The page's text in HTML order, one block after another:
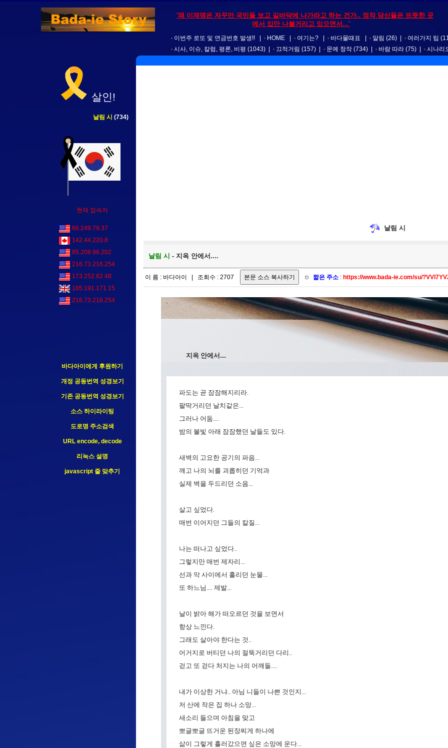
'왜 이재명은 자꾸만 국민들 보고 길바닥에 나가라고 하는 건가.. 정작 당신들은 뜨뜻한 곳
에서 입만 나불거리고 있으면서...'
이번주 로또 및 연금번호 발생!! HOME 여기는? 바다물때표 알림 (26) 여러가지 팁
시사, 이슈, 칼럼, 평론, 비평 (1043) 끄적거림 (157) 문예 창작 (734) 바람 따라 (75) 시나리
살인!
날림 시 (734)
현재 접속자
66.249.79.37
142.44.220.8
85.208.96.202
216.73.216.254
173.252.82.48
185.191.171.15
216.73.216.254
바다아이에게 후원하기
개정 공동번역 성경보기
기존 공동번역 성경보기
소스 하이라이팅
도로명 주소검색
URL encode, decode
리눅스 설명
javascript 줄 맞추기
날림 시
날림 시 - 지옥 안에서....
이 름 : 바다아이 | 조회수 : 2707 짧은 주소 : https://www.bada-ie.com/su/
지옥 안에서....
파도는 곧 잠잠해지리라.
팔딱거리던 날치같은...
그러나 어둠....
밤의 불빛 아래 잠잠했던 날들도 있다.
새벽의 고요한 공기의 파음...
깨고 나의 뇌를 괴롭히던 기억과
실제 벽을 두드리던 소음...
살고 싶었다.
매번 이어지던 그들의 칼질...
나는 떠나고 싶었다..
그렇지만 매번 제자리...
선과 악 사이에서 흘리던 눈물...
또 하느님.... 제발...
날이 밝아 해가 떠오르던 것을 보면서
항상 느낀다.
그래도 살아야 한다는 것..
어거지로 버티던 나의 절뚝거리던 다리..
걷고 또 걷다 처지는 나의 어깨들....
내가 이상한 거냐.. 아님 니들이 나쁜 것인지...
저 산에 작은 집 하나 소망...
새소리 들으며 아침을 맞고
뽀글뽀글 뜨거운 된장찌게 하나에
삶이 그렇게 흘러갔으면 싶은 소망에 운다...